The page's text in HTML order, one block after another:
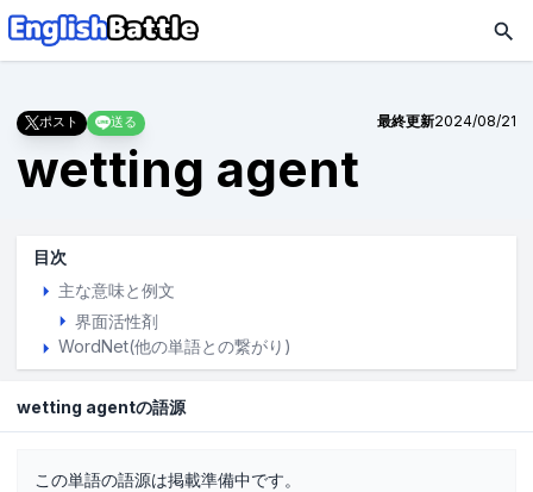
ポスト 送る 最終更新2024/08/21
wetting agent
目次
主な意味と例文
界面活性剤
WordNet(他の単語との繋がり)
wetting agentの語源
この単語の語源は掲載準備中です。